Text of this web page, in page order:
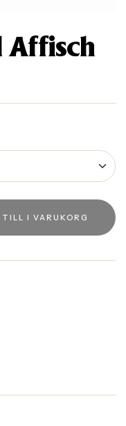
Affisch
TILL I VARUKORG